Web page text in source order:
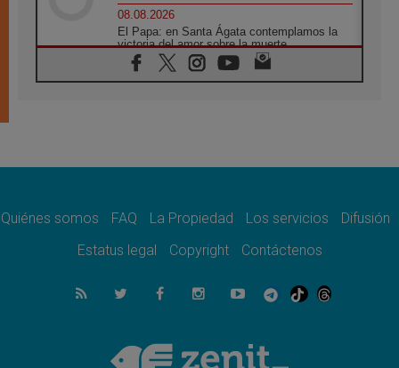
08.08.2026
El Papa: en Santa Ágata contemplamos la
victoria del amor sobre la muerte
08.08.2026
León XIV visitará el Santuario de la Madre
07.08.2026
07.08.2026
el compromiso del cristiano"
La matanza de niños en Gaza no cesa: 300
muertos en 300 días
Tagle: La guerra desfigura el mundo, solo la
revelación de Dios lo transfigura
Quiénes somos FAQ La Propiedad Los servicios
Difusión
Estatus legal
Copyright Contáctenos